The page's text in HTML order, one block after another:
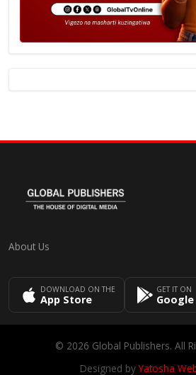
About Us
DOWNLOAD ON THE
App Store
GET IT ON
Google
© 2026 Global Publishers. All
Designed byYatosha